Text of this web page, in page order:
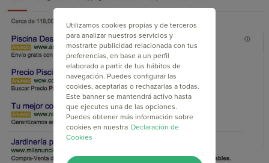
Utilizamos cookies propias y de terceros
para analizar nuestros servicios y
mostrarte publicidad relacionada con tus
preferencias, en base a un perfil
elaborado a partir de tus hábitos de
navegación. Puedes configurar las
cookies, aceptarlas o rechazarlas a todas.
Este banner se mantendrá activo hasta
que ejecutes una de las opciones.
Puedes obtener más información sobre
cookies en nuestra Declaración de
Cookies